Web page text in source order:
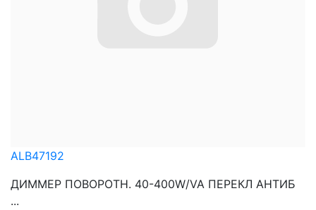
ALB47192
ДИММЕР ПОВОРОТН. 40-400W/VA ПЕРЕКЛ АНТИБ
...